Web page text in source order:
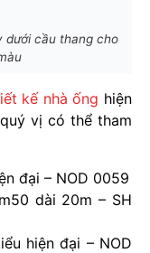
dưới cầu thang cho
kế nhà ống hiện
vị có thể tham
đại – NOD 0059
dài 20m – SH
hiện đại – NOD